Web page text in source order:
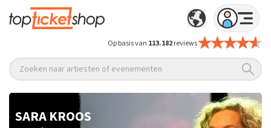
Op basis van 113.182reviews
Zoeken naar artiesten of evenementen
SARA KROOS